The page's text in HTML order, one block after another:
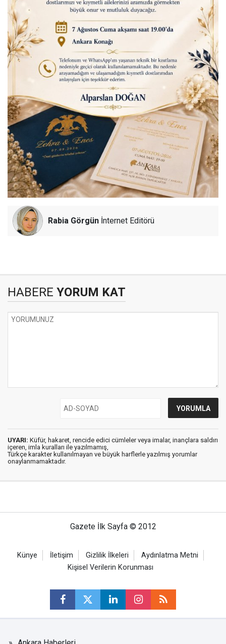
Rabia Görgün İnternet Editörü
HABERE YORUM KAT
UYARI: Küfür, hakaret, rencide edici cümleler veya imalar, inançlara saldırı
içeren, imla kuralları ile yazılmamış,
Türkçe karakter kullanılmayan ve büyük harflerle yazılmış yorumlar
onaylanmamaktadır.
Gazete İlk Sayfa © 2012
Künye İletişim Gizlilik İlkeleri
Aydınlatma Metni
Kişisel Verilerin Korunması